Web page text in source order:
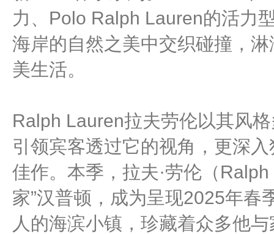
力、Polo Ralph Lauren的活力
海岸的自然之美中交织碰撞，
美生活。
Ralph Lauren拉夫劳伦以其风
引领宾客透过它的视角，更深
佳作。本季，拉夫·劳伦（
家”汉普顿，成为呈现2025年春
人的海滨小镇，珍藏着众多他